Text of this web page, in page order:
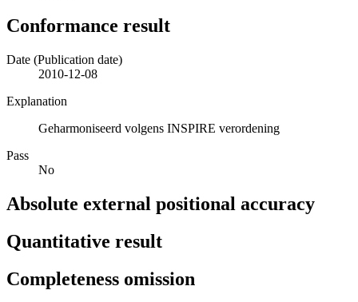
Conformance result
Date (Publication date)
2010-12-08
Explanation
Geharmoniseerd volgens INSPIRE verordening
Pass
No
Absolute external positional accuracy
Quantitative result
Completeness omission